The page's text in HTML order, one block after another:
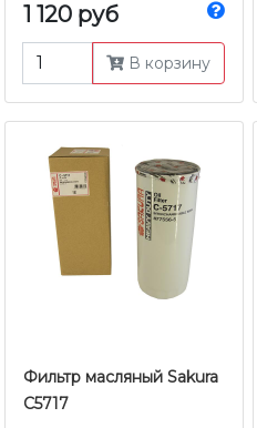
1 120 руб
В корзину
Фильтр масляный Sakura
C5717